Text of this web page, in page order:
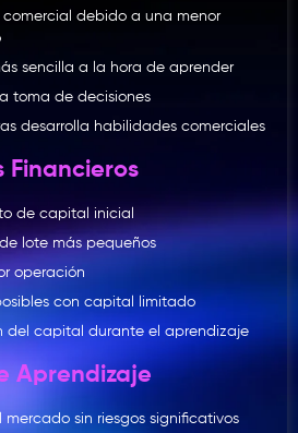
Aprendizaje
mercado sin riesgos significativos
comercial debido a una menor
sencilla a la hora de aprender
toma de decisiones
desarrolla habilidades comerciales
Financieros
de capital inicial
lote más pequeños
operación
con capital limitado
del capital durante el aprendizaje